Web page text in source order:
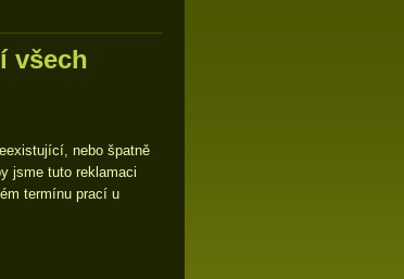
všech
nebo špatně
jsme tuto reklamaci
termínu prací u